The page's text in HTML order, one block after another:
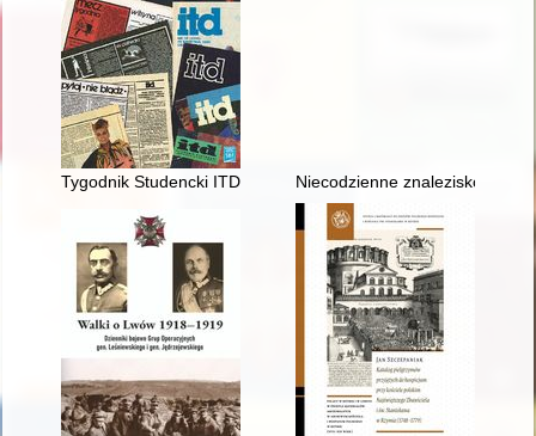
Tygodnik Studencki ITD : refleksje historyczne
Niecodzienne znalezisko